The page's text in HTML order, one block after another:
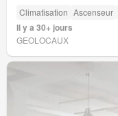
Climatisation Ascenseur
Il y a 30+ jours
GEOLOCAUX